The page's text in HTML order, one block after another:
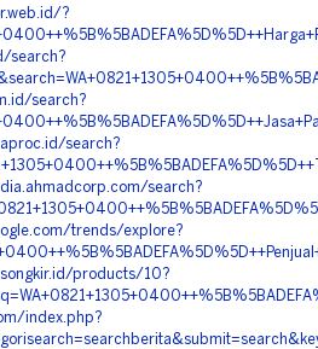
?
search?
search?
search?
search?
trends/explore?
products/10?
index.php?